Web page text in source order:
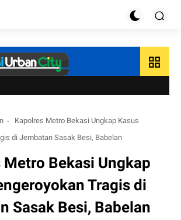
grid_view
Kapolres Metro Bekasi Ungkap Kasus
di Jembatan Sasak Besi, Babelan
Metro Bekasi Ungkap
Tragis di
Sasak Besi, Babelan